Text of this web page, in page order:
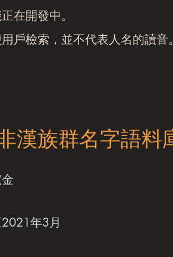
在開發中。
戶檢索，並不代表人名的讀音。
漢族群名字語
年3月